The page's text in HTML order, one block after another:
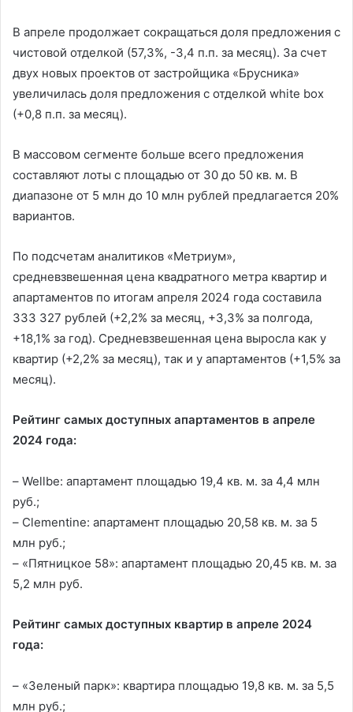
В апреле продолжает сокращаться доля предложения с
чистовой отделкой (57,3%, -3,4 п.п. за месяц). За счет
двух новых проектов от застройщика «Брусника»
увеличилась доля предложения с отделкой white box
(+0,8 п.п. за месяц).
В массовом сегменте больше всего предложения
составляют лоты с площадью от 30 до 50 кв. м. В
диапазоне от 5 млн до 10 млн рублей предлагается 20%
вариантов.
По подсчетам аналитиков «Метриум»,
средневзвешенная цена квадратного метра квартир и
апартаментов по итогам апреля 2024 года составила
333 327 рублей (+2,2% за месяц, +3,3% за полгода,
+18,1% за год). Средневзвешенная цена выросла как у
квартир (+2,2% за месяц), так и у апартаментов (+1,5% за
месяц).
Рейтинг самых доступных апартаментов в апреле
2024 года:
– Wellbe: апартамент площадью 19,4 кв. м. за 4,4 млн
руб.;
– Clementine: апартамент площадью 20,58 кв. м. за 5
млн руб.;
– «Пятницкое 58»: апартамент площадью 20,45 кв. м. за
5,2 млн руб.
Рейтинг самых доступных квартир в апреле 2024
года:
– «Зеленый парк»: квартира площадью 19,8 кв. м. за 5,5
млн руб.;